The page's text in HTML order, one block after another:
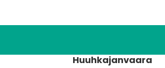
Huuhkajanvaara